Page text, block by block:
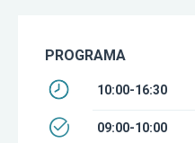
PROGRAMA
10:00-16:30
09:00-10:00